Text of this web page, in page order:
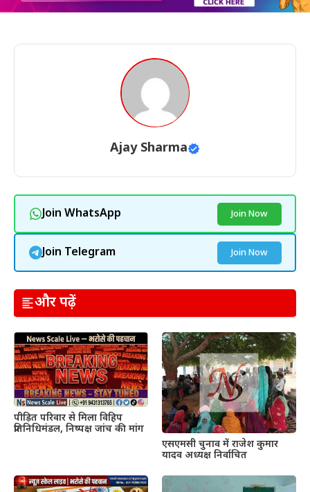
Ajay Sharma
Join WhatsApp Join Now
Join Telegram Join Now
और पढ़ें
पीड़ित परिवार से मिला विहिप
प्रतिनिधिमंडल, निष्पक्ष जांच की मांग
एसएमसी चुनाव में राजेश कुमार
यादव अध्यक्ष निर्वाचित